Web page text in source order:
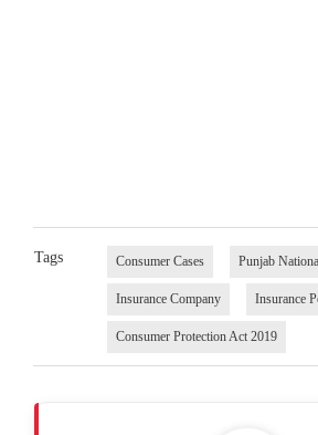
Tags Consumer Cases Punjab
Insurance Company Insurance
Consumer Protection Act 2019